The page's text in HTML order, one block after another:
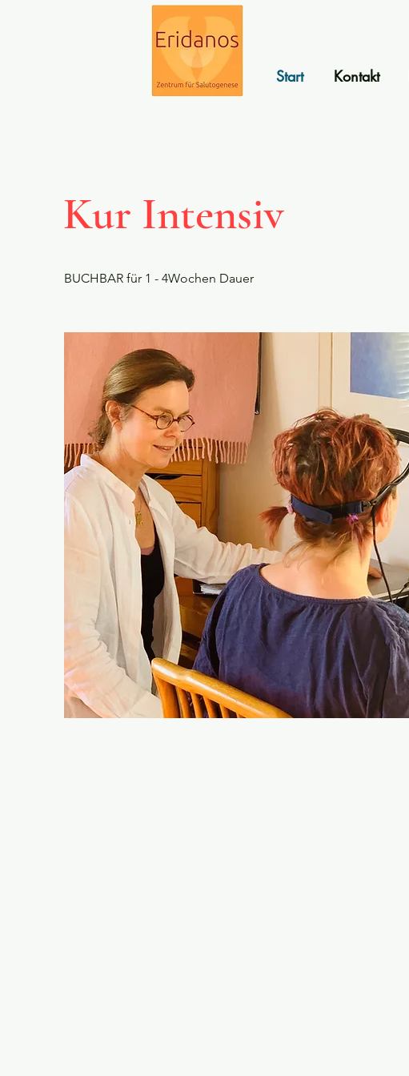
Start Kontakt
Kur Intensiv
BUCHBAR für 1 - 4Wochen Dauer